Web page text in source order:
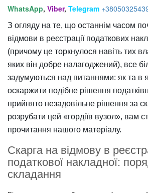
WhatsApp, Viber, Telegram
З огляду на те, що останнім часом
відмови в реєстрації податкових
(причому це торкнулося навіть тих
яких він добре налагоджений), все
задумуються над питаннями: як та в
оскаржити подібне рішення
прийнято незадовільне рішення за
розрубати цей «гордіїв вузол», вам
прочитання нашого матеріалу.
Скарга на відмову в
податкової накладної:
складання